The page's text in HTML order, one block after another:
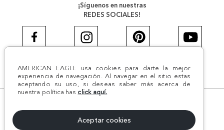
AMERICAN EAGLE usa cookies para darte la mejor
experiencia de navegación. Al navegar en el sitio estas
aceptando su uso, si deseas saber más acerca de
nuestra política has click aquí.
Aceptar cookies
¡Síguenos en nuestras
REDES SOCIALES!
#AEJEANS #AerieREALCOL
NIT:800.069.933-6 | CII 14 #52A - 370 | Medellín, Colombia